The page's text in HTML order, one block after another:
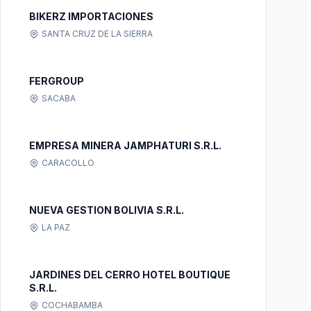
BIKERZ IMPORTACIONES
SANTA CRUZ DE LA SIERRA
FERGROUP
SACABA
EMPRESA MINERA JAMPHATURI S.R.L.
CARACOLLO
NUEVA GESTION BOLIVIA S.R.L.
LA PAZ
JARDINES DEL CERRO HOTEL BOUTIQUE
S.R.L.
COCHABAMBA